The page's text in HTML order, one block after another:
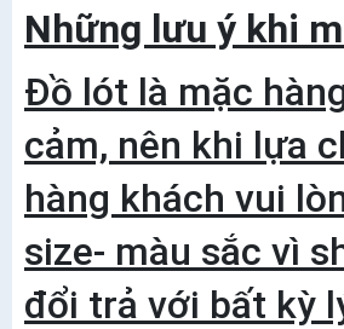
Những lưu ý khi
Đồ lót là mặc
cảm, nên khi lựa
hàng khách vui
size- màu sắc vì
đổi trả với bất kỳ